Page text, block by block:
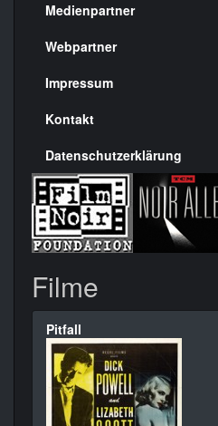
Menülinks
rechte
Seite
Medienpartner
Webpartner
Impressum
Kontakt
Datenschutzerklärung
Filme
Pitfall